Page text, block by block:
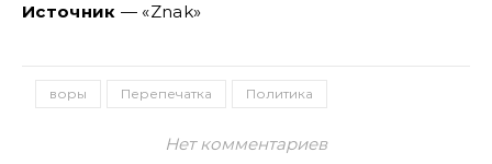
Источник — «Znak»
воры Перепечатка Политика
Нет комментариев